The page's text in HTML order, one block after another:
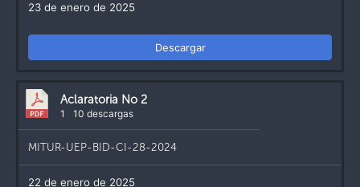
23 de enero de 2025
Descargar
Aclaratoria No 2
1 10 descargas
MITUR-UEP-BID-CI-28-2024
22 de enero de 2025